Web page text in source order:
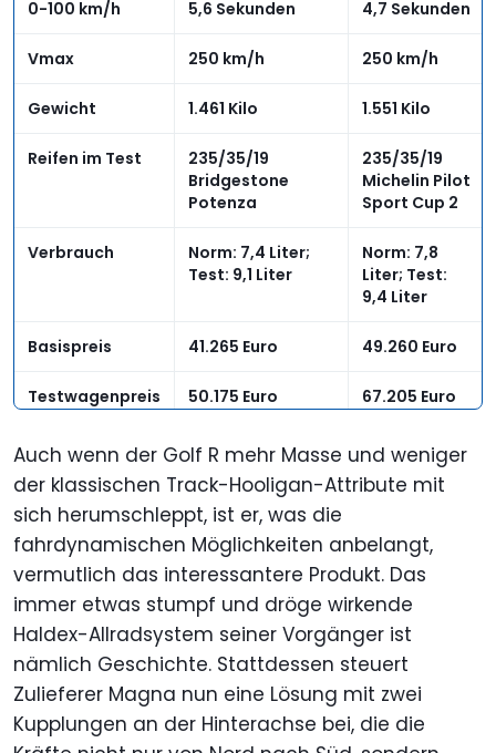
0-100 km/h 5,6 Sekunden 4,7 Sekunden
Vmax 250 km/h 250 km/h
Gewicht 1.461 Kilo 1.551 Kilo
Reifen im Test
235/35/19
Bridgestone
Potenza
235/35/19
Michelin Pilot
Sport Cup 2
Verbrauch
Norm: 7,4 Liter;
Test: 9,1 Liter
Norm: 7,8
Liter; Test:
9,4 Liter
Basispreis 41.265 Euro 49.260 Euro
Testwagenpreis 50.175 Euro 67.205 Euro
Auch wenn der Golf R mehr Masse und weniger
der klassischen Track-Hooligan-Attribute mit
sich herumschleppt, ist er, was die
fahrdynamischen Möglichkeiten anbelangt,
vermutlich das interessantere Produkt. Das
immer etwas stumpf und dröge wirkende
Haldex-Allradsystem seiner Vorgänger ist
nämlich Geschichte. Stattdessen steuert
Zulieferer Magna nun eine Lösung mit zwei
Kupplungen an der Hinterachse bei, die die